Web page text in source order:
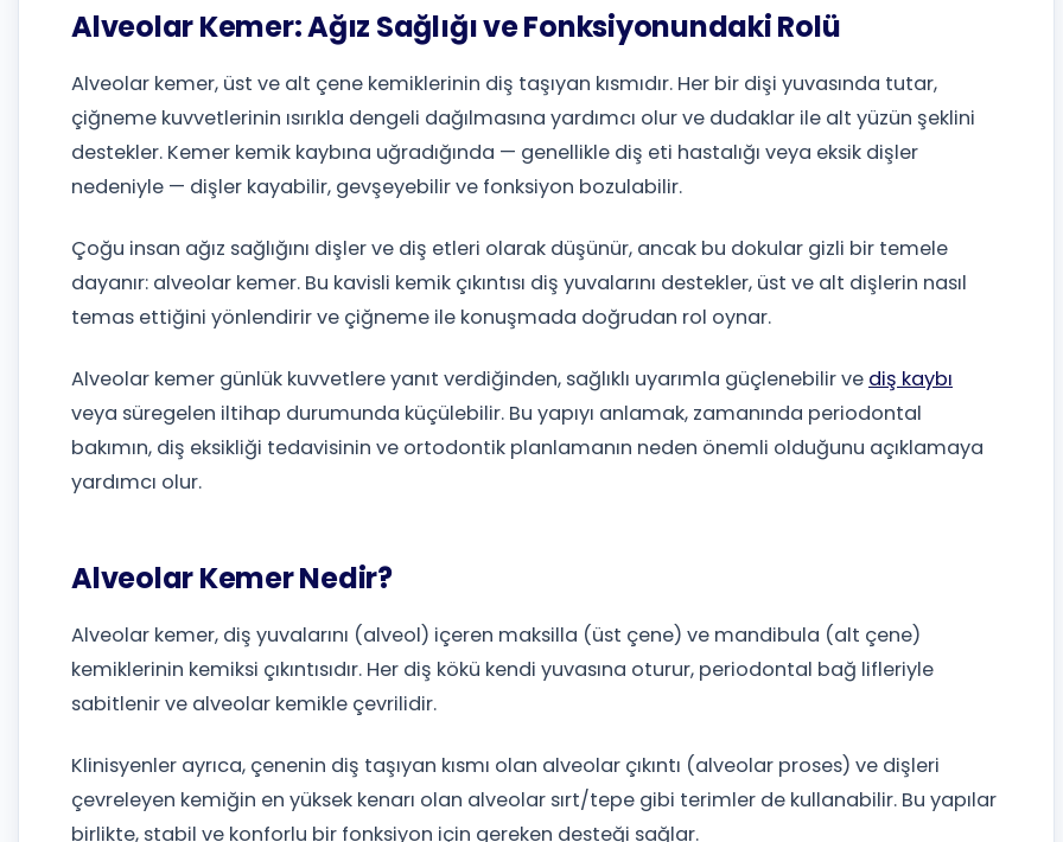
Alveolar Kemer: Ağız Sağlığı ve Fonksiyonundaki Rolü
Alveolar kemer, üst ve alt çene kemiklerinin diş taşıyan kısmıdır. Her bir dişi yuvasında tutar,
çiğneme kuvvetlerinin ısırıkla dengeli dağılmasına yardımcı olur ve dudaklar ile alt yüzün şeklini
destekler. Kemer kemik kaybına uğradığında — genellikle diş eti hastalığı veya eksik dişler
nedeniyle — dişler kayabilir, gevşeyebilir ve fonksiyon bozulabilir.
Çoğu insan ağız sağlığını dişler ve diş etleri olarak düşünür, ancak bu dokular gizli bir temele
dayanır: alveolar kemer. Bu kavisli kemik çıkıntısı diş yuvalarını destekler, üst ve alt dişlerin nasıl
temas ettiğini yönlendirir ve çiğneme ile konuşmada doğrudan rol oynar.
Alveolar kemer günlük kuvvetlere yanıt verdiğinden, sağlıklı uyarımla güçlenebilir ve diş kaybı
veya süregelen iltihap durumunda küçülebilir. Bu yapıyı anlamak, zamanında periodontal
bakımın, diş eksikliği tedavisinin ve ortodontik planlamanın neden önemli olduğunu açıklamaya
yardımcı olur.
Alveolar Kemer Nedir?
Alveolar kemer, diş yuvalarını (alveol) içeren maksilla (üst çene) ve mandibula (alt çene)
kemiklerinin kemiksi çıkıntısıdır. Her diş kökü kendi yuvasına oturur, periodontal bağ lifleriyle
sabitlenir ve alveolar kemikle çevrilidir.
Klinisyenler ayrıca, çenenin diş taşıyan kısmı olan alveolar çıkıntı (alveolar proses) ve dişleri
çevreleyen kemiğin en yüksek kenarı olan alveolar sırt/tepe gibi terimler de kullanabilir. Bu yapılar
birlikte, stabil ve konforlu bir fonksiyon için gereken desteği sağlar.